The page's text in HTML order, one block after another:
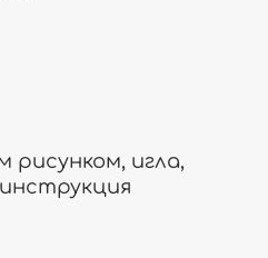
рисунком, игла,